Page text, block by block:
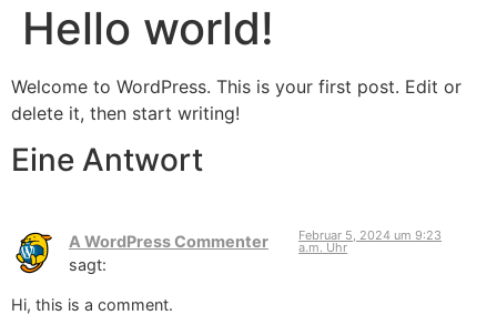
Hello world!
Welcome to WordPress. This is your first post. Edit or
delete it, then start writing!
Eine Antwort
A WordPress Commenter
sagt:
Februar 5, 2024 um 9:23
a.m. Uhr
Hi, this is a comment.